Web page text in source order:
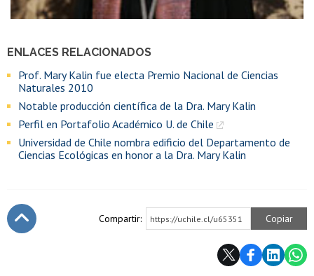
ENLACES RELACIONADOS
Prof. Mary Kalin fue electa Premio Nacional de Ciencias
Naturales 2010
Notable producción científica de la Dra. Mary Kalin
Perfil en Portafolio Académico U. de Chile
Universidad de Chile nombra edificio del Departamento de
Ciencias Ecológicas en honor a la Dra. Mary Kalin
Compartir: https://uchile.cl/u65351 Copiar